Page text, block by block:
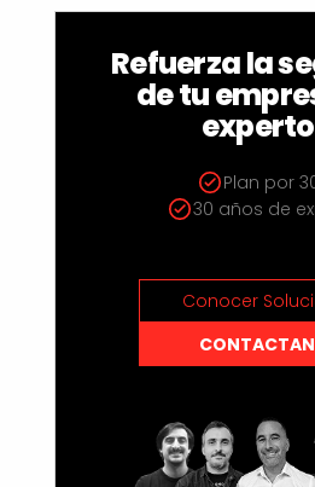
Refuerza la
de tu
Plan por
30 años de
Conocer